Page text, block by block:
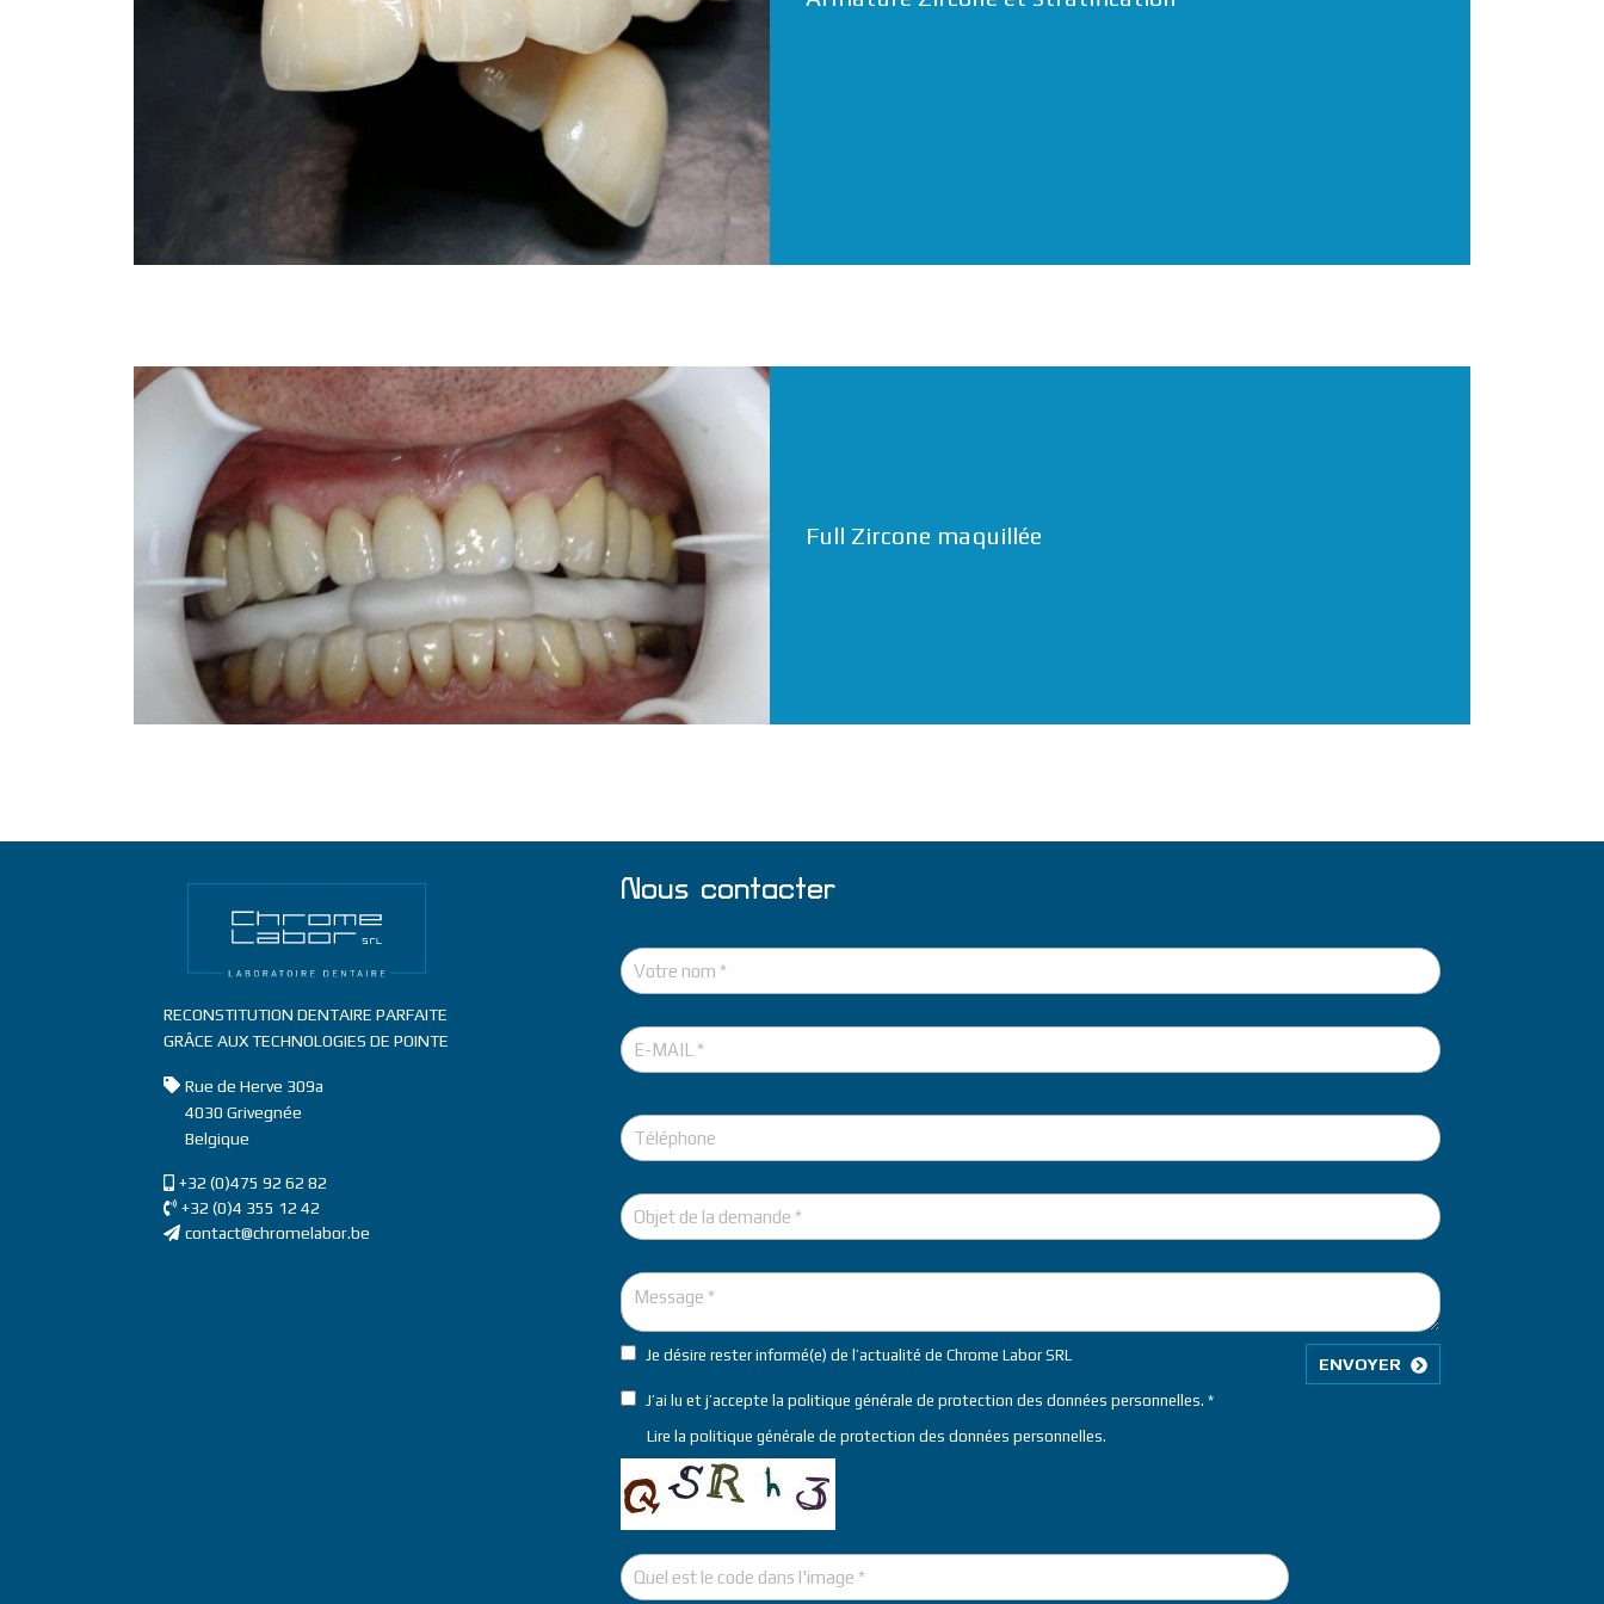
Full Zircone maquillée
RECONSTITUTION DENTAIRE PARFAITE
GRÂCE AUX TECHNOLOGIES DE POINTE
Address
Rue de Herve 309a
4030 Grivegnée
Belgique
GSM
+32 (0)475 92 62 82
Téléphone
+32 (0)4 355 12 42
Email
contact@chromelabor.be
Nous contacter
Je désire rester informé(e) de l’actualité de Chrome Labor SRL
J’ai lu et j’accepte la politique générale de protection des données personnelles.
Lire lapolitique générale de protection des données personnelles.
ENVOYER